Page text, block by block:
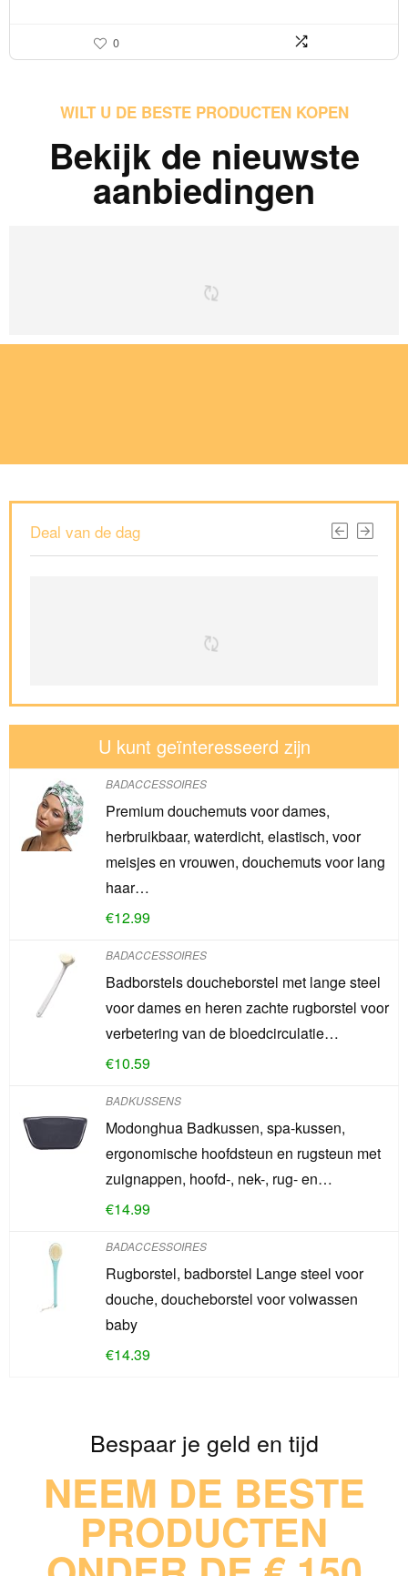
0
WILT U DE BESTE PRODUCTEN KOPEN
Bekijk de nieuwste
aanbiedingen
Deal van de dag
U kunt geïnteresseerd zijn
BADACCESSOIRES
Premium douchemuts voor dames,
herbruikbaar, waterdicht, elastisch, voor
meisjes en vrouwen, douchemuts voor lang
haar…
€12.99
BADACCESSOIRES
Badborstels doucheborstel met lange steel
voor dames en heren zachte rugborstel voor
verbetering van de bloedcirculatie…
€10.59
BADKUSSENS
Modonghua Badkussen, spa-kussen,
ergonomische hoofdsteun en rugsteun met
zuignappen, hoofd-, nek-, rug- en…
€14.99
BADACCESSOIRES
Rugborstel, badborstel Lange steel voor
douche, doucheborstel voor volwassen
baby
€14.39
Bespaar je geld en tijd
NEEM DE BESTE
PRODUCTEN